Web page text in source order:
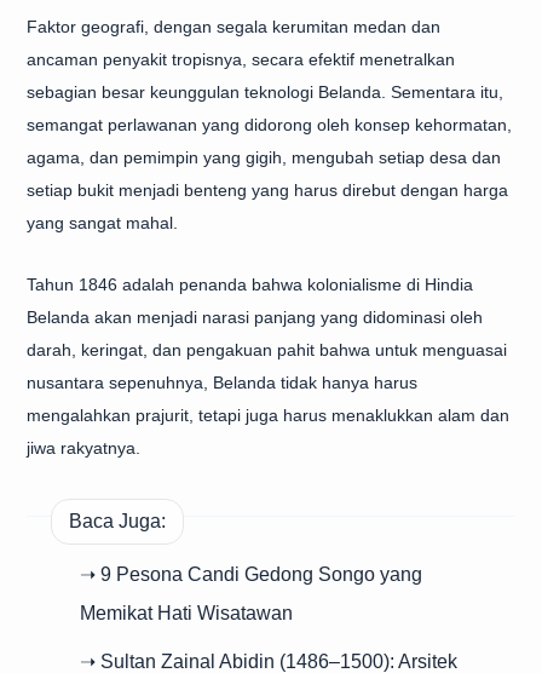
Faktor geografi, dengan segala kerumitan medan dan
ancaman penyakit tropisnya, secara efektif menetralkan
sebagian besar keunggulan teknologi Belanda. Sementara itu,
semangat perlawanan yang didorong oleh konsep kehormatan,
agama, dan pemimpin yang gigih, mengubah setiap desa dan
setiap bukit menjadi benteng yang harus direbut dengan harga
yang sangat mahal.
Tahun 1846 adalah penanda bahwa kolonialisme di Hindia
Belanda akan menjadi narasi panjang yang didominasi oleh
darah, keringat, dan pengakuan pahit bahwa untuk menguasai
nusantara sepenuhnya, Belanda tidak hanya harus
mengalahkan prajurit, tetapi juga harus menaklukkan alam dan
jiwa rakyatnya.
Baca Juga:
➝ 9 Pesona Candi Gedong Songo yang
Memikat Hati Wisatawan
➝ Sultan Zainal Abidin (1486–1500): Arsitek